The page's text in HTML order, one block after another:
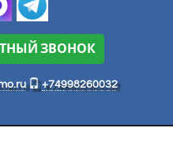
ЗВОНОК
+74998260032